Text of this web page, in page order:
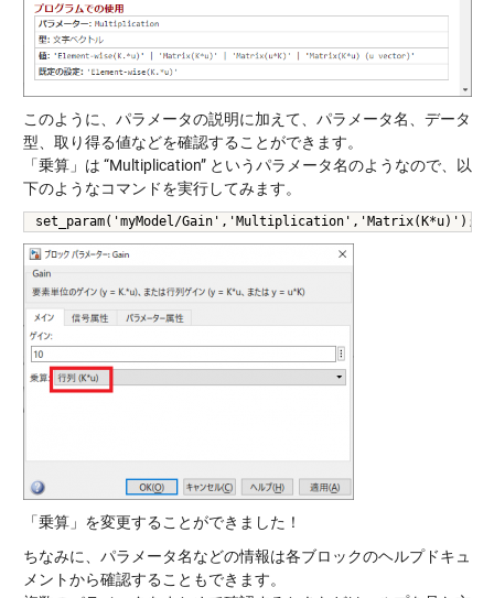
このように、パラメータの説明に加えて、パラメータ名、データ
型、取り得る値などを確認することができます。
「乗算」は “Multiplication” というパラメータ名のようなので、以
下のようなコマンドを実行してみます。
set_param('myModel/Gain','Multiplication','Matrix(K*u)');
「乗算」を変更することができました！
ちなみに、パラメータ名などの情報は各ブロックのヘルプドキュ
メントから確認することもできます。